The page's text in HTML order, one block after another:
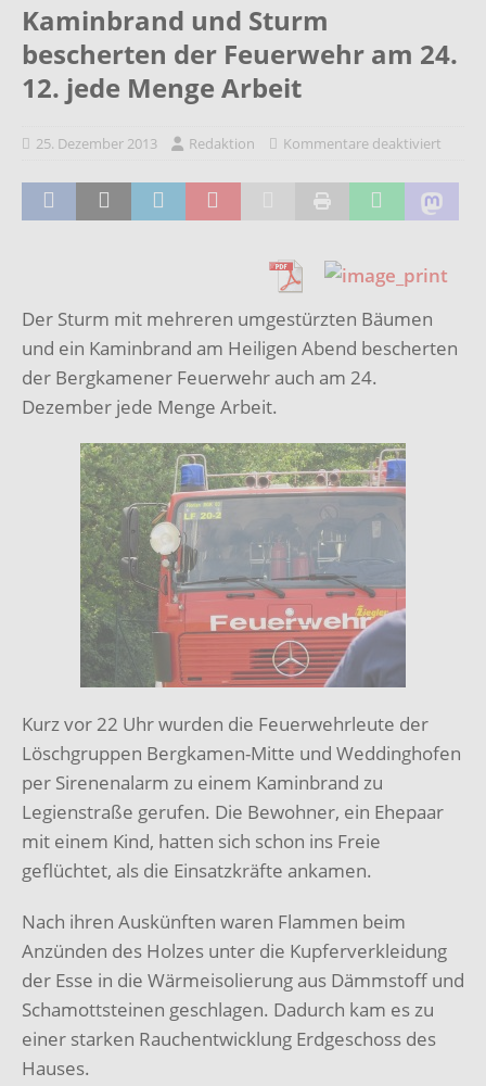
Kaminbrand und Sturm
bescherten der Feuerwehr am 24.
12. jede Menge Arbeit
25. Dezember 2013 Redaktion Kommentare deaktiviert
Der Sturm mit mehreren umgestürzten Bäumen
und ein Kaminbrand am Heiligen Abend bescherten
der Bergkamener Feuerwehr auch am 24.
Dezember jede Menge Arbeit.
Kurz vor 22 Uhr wurden die Feuerwehrleute der
Löschgruppen Bergkamen-Mitte und Weddinghofen
per Sirenenalarm zu einem Kaminbrand zu
Legienstraße gerufen. Die Bewohner, ein Ehepaar
mit einem Kind, hatten sich schon ins Freie
geflüchtet, als die Einsatzkräfte ankamen.
Nach ihren Auskünften waren Flammen beim
Anzünden des Holzes unter die Kupferverkleidung
der Esse in die Wärmeisolierung aus Dämmstoff und
Schamottsteinen geschlagen. Dadurch kam es zu
einer starken Rauchentwicklung Erdgeschoss des
Hauses.